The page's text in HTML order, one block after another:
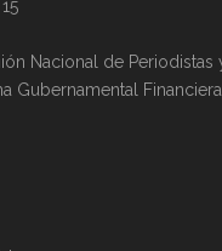
Nacional de Periodistas
Gubernamental Financiera,